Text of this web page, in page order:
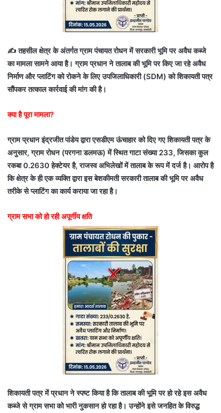
✍️ तहसील क्षेत्र के अंतर्गत ग्राम पंचायत रोधन में सरकारी भूमि पर अवैध कब्जे
का मामला सामने आया है। ग्राम प्रधान ने तालाब की भूमि पर किए जा रहे अवैध
निर्माण और प्लाटिंग को रोकने के लिए उपजिलाधिकारी (SDM) को शिकायती पत्र
सौंपकर तत्काल कार्रवाई की मांग की है।
क्या है पूरा मामला?
ग्राम प्रधान इंद्रजीत पांडेय द्वारा एसडीएम ऊंचाहार को दिए गए शिकायती पत्र के
अनुसार, ग्राम रोधन (परगना डलमऊ) में स्थित गाटा संख्या 233, जिसका कुल
रकबा 0.2630 हेक्टेयर है, राजस्व अभिलेखों में तालाब के रूप में दर्ज है। आरोप है
कि क्षेत्र के ही एक व्यक्ति द्वारा इस बेशकीमती सरकारी तालाब की भूमि पर अवैध
तरीके से प्लाटिंग का कार्य कराया जा रहा है।
ग्राम सभा को हो रही अपूर्णीय क्षति
शिकायती पत्र में प्रधान ने स्पष्ट किया है कि तालाब की भूमि पर हो रहे इस अवैध
कब्जे से ग्राम सभा को भारी नुकसान हो रहा है। उन्होंने इसे जनहित के विरुद्ध